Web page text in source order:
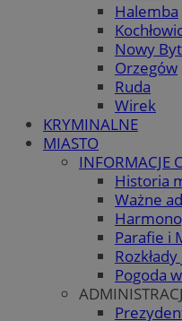
Halemba
Nowy
Orzegów
Ruda
Wirek
KRYMINALNE
MIASTO
INFORMACJE
Historia
Ważne
Parafie i
Pogoda